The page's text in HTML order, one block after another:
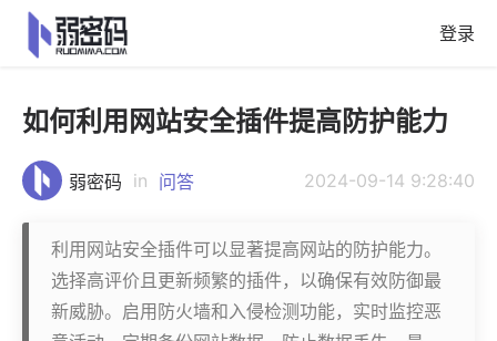
登录
如何利用网站安全插件提高防护能力
弱密码 in 问答 2024-09-14 9:28:40
利用网站安全插件可以显著提高网站的防护能力。
选择高评价且更新频繁的插件，以确保有效防御最
新威胁。启用防火墙和入侵检测功能，实时监控恶